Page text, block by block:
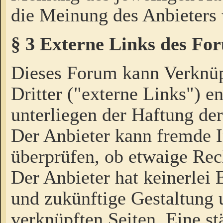
die Meinung des Anbieters
§ 3 Externe Links des
Dieses Forum kann
Dritter ("externe Links")
unterliegen der Haftung
Der Anbieter kann fremde
überprüfen, ob etwaige
Der Anbieter hat keinerlei
und zukünftige Gestaltung
verknüpften Seiten. Eine